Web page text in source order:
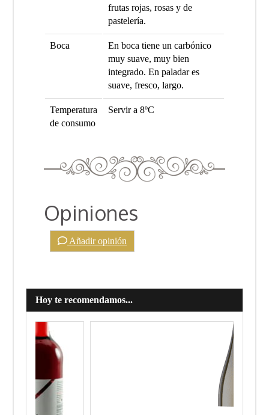
frutas rojas, rosas y de
pastelería.
Boca
En boca tiene un carbónico
muy suave, muy bien
integrado. En paladar es
suave, fresco, largo.
Temperatura
de consumo
Servir a 8ºC
Opiniones
Añadir opinión
Hoy te recomendamos...